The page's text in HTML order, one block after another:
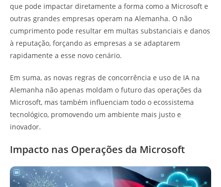
que pode impactar diretamente a forma como a Microsoft e
outras grandes empresas operam na Alemanha. O não
cumprimento pode resultar em multas substanciais e danos
à reputação, forçando as empresas a se adaptarem
rapidamente a esse novo cenário.
Em suma, as novas regras de concorrência e uso de IA na
Alemanha não apenas moldam o futuro das operações da
Microsoft, mas também influenciam todo o ecossistema
tecnológico, promovendo um ambiente mais justo e
inovador.
Impacto nas Operações da Microsoft